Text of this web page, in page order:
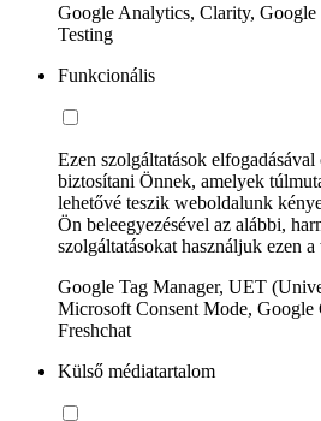
Google Analytics, Clarity,
Testing
Funkcionális
Ezen szolgáltatások
biztosítani Önnek, amelyek
lehetővé teszik weboldalunk
Ön beleegyezésével az alábbi,
szolgáltatásokat használjuk ezen
Google Tag Manager, UET
Microsoft Consent Mode, Google
Freshchat
Külső médiatartalom